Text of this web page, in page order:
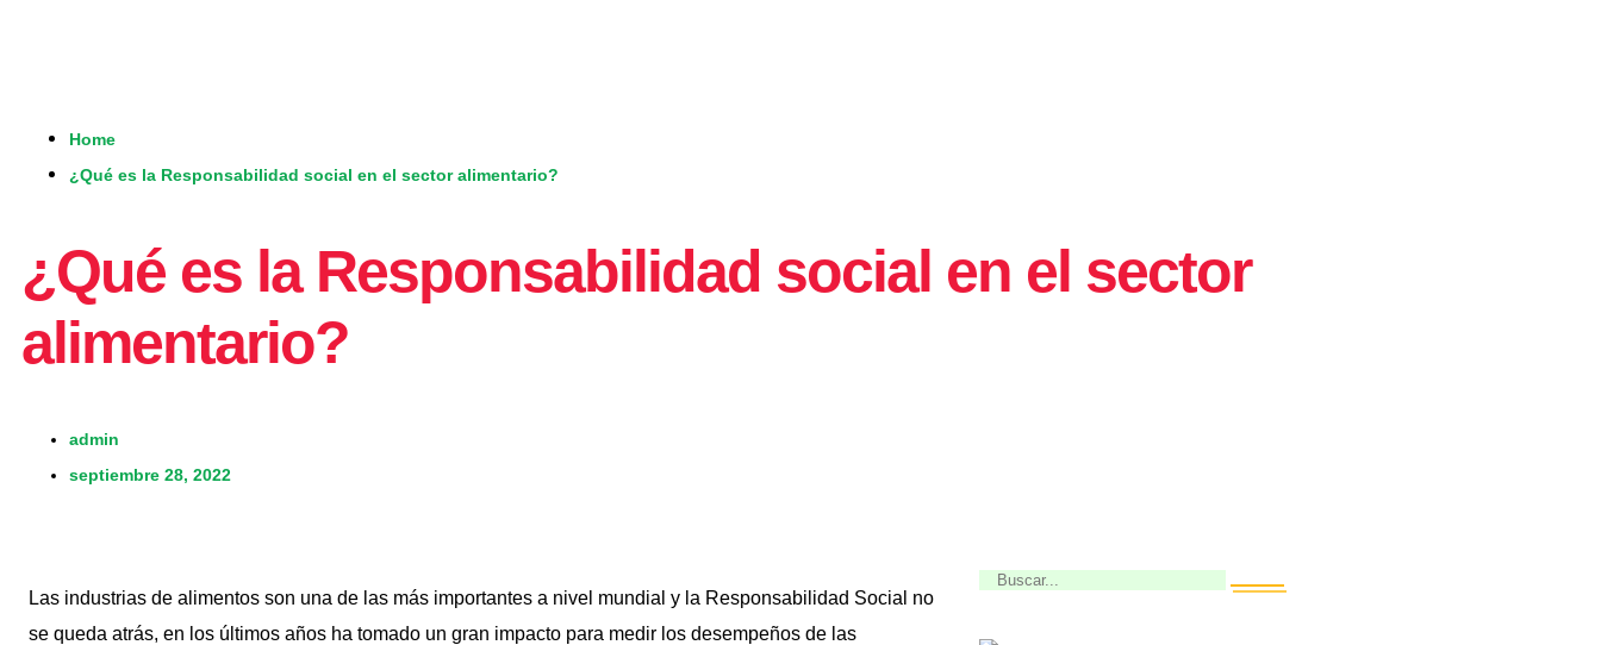
Home
¿Qué es la Responsabilidad social en el sector alimentario?
¿Qué es la Responsabilidad social en el sector
alimentario?
admin
septiembre 28, 2022
Las industrias de alimentos son una de las más importantes a nivel mundial y la Responsabilidad Social no
se queda atrás, en los últimos años ha tomado un gran impacto para medir los desempeños de las